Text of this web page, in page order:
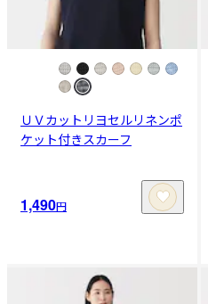
ＵＶカットリヨセルリネンポ
ケット付きスカーフ
1,490円